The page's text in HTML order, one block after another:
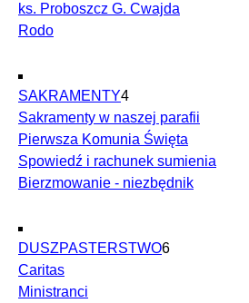
ks. Proboszcz G. Cwajda
Rodo
SAKRAMENTY4
Sakramenty w naszej parafii
Pierwsza Komunia Święta
Spowiedź i rachunek sumienia
Bierzmowanie - niezbędnik
DUSZPASTERSTWO6
Caritas
Ministranci